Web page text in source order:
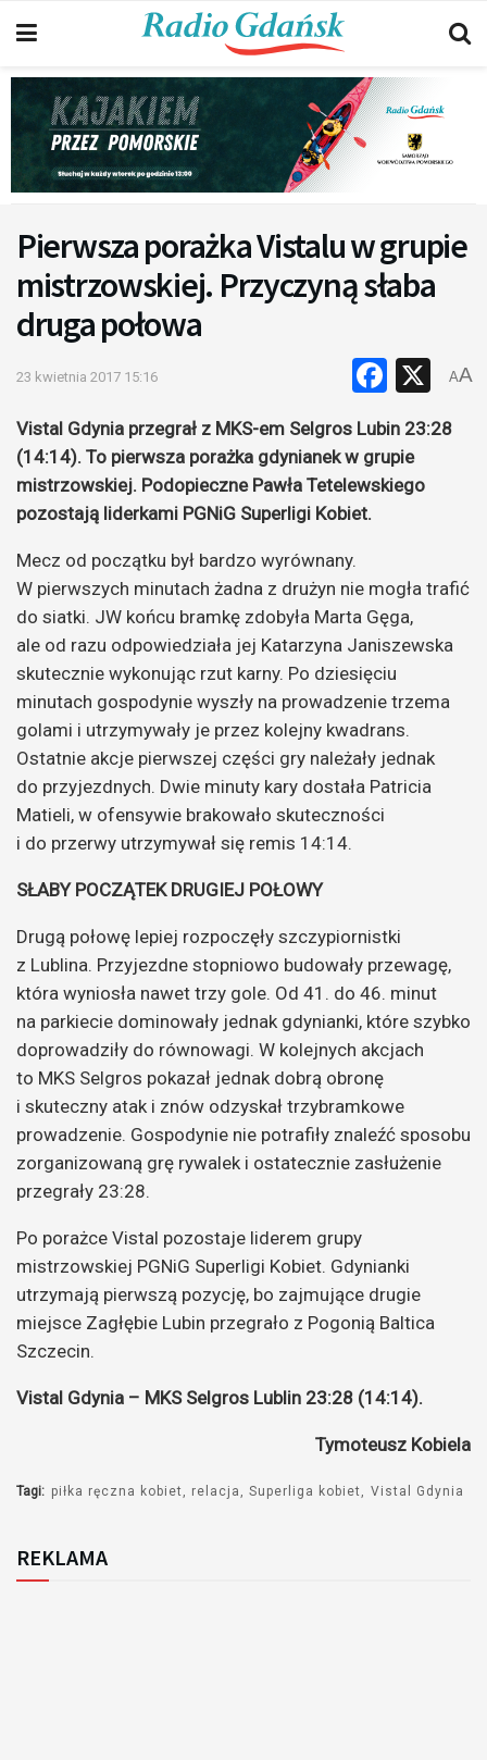
Pierwsza porażka Vistalu w grupie
mistrzowskiej. Przyczyną słaba
druga połowa
23 kwietnia 2017 15:16 X
AA
Vistal Gdynia przegrał z MKS-em Selgros Lubin 23:28
(14:14). To pierwsza porażka gdynianek w grupie
mistrzowskiej. Podopieczne Pawła Tetelewskiego
pozostają liderkami PGNiG Superligi Kobiet.
Mecz od początku był bardzo wyrównany.
W pierwszych minutach żadna z drużyn nie mogła trafić
do siatki. JW końcu bramkę zdobyła Marta Gęga,
ale od razu odpowiedziała jej Katarzyna Janiszewska
skutecznie wykonując rzut karny. Po dziesięciu
minutach gospodynie wyszły na prowadzenie trzema
golami i utrzymywały je przez kolejny kwadrans.
Ostatnie akcje pierwszej części gry należały jednak
do przyjezdnych. Dwie minuty kary dostała Patricia
Matieli, w ofensywie brakowało skuteczności
i do przerwy utrzymywał się remis 14:14.
SŁABY POCZĄTEK DRUGIEJ POŁOWY
Drugą połowę lepiej rozpoczęły szczypiornistki
z Lublina. Przyjezdne stopniowo budowały przewagę,
która wyniosła nawet trzy gole. Od 41. do 46. minut
na parkiecie dominowały jednak gdynianki, które szybko
doprowadziły do równowagi. W kolejnych akcjach
to MKS Selgros pokazał jednak dobrą obronę
i skuteczny atak i znów odzyskał trzybramkowe
prowadzenie. Gospodynie nie potrafiły znaleźć sposobu
zorganizowaną grę rywalek i ostatecznie zasłużenie
przegrały 23:28.
Po porażce Vistal pozostaje liderem grupy
mistrzowskiej PGNiG Superligi Kobiet. Gdynianki
utrzymają pierwszą pozycję, bo zajmujące drugie
miejsce Zagłębie Lubin przegrało z Pogonią Baltica
Szczecin.
Vistal Gdynia – MKS Selgros Lublin 23:28 (14:14).
Tymoteusz Kobiela
Tagi: piłka ręczna kobiet relacja Superliga kobiet Vistal Gdynia
REKLAMA